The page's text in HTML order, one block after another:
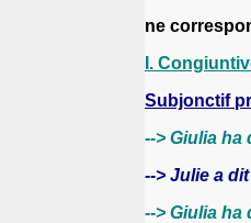
ne
I.
Subjonctif
--> Giulia ha
--> Julie a
--> Giulia